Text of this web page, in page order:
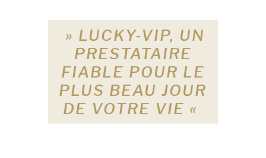
» LUCKY-VIP, UN
PRESTATAIRE
FIABLE POUR LE
PLUS BEAU JOUR
DE VOTRE VIE «